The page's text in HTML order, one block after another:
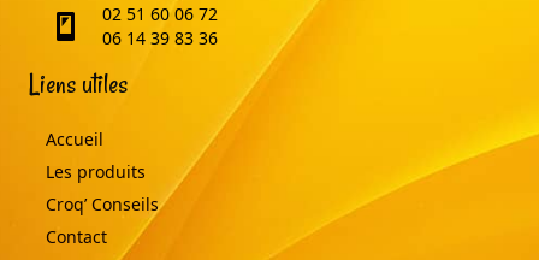
telephone02 51 60 06 72
06 14 39 83 36
Liens utiles
Accueil
Les produits
Croq’ Conseils
Contact